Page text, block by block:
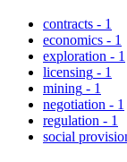
contracts - 1
economics - 1
exploration - 1
licensing - 1
mining - 1
negotiation - 1
regulation - 1
social